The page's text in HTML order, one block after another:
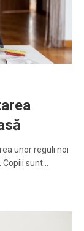
unor reguli noi
Copiii sunt…